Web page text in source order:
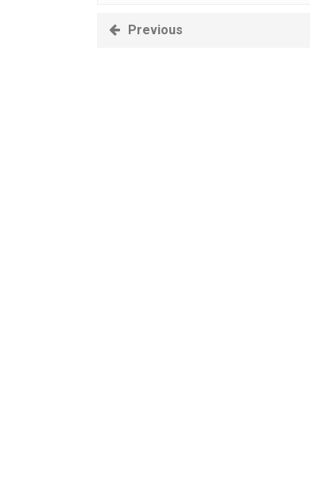
Previous